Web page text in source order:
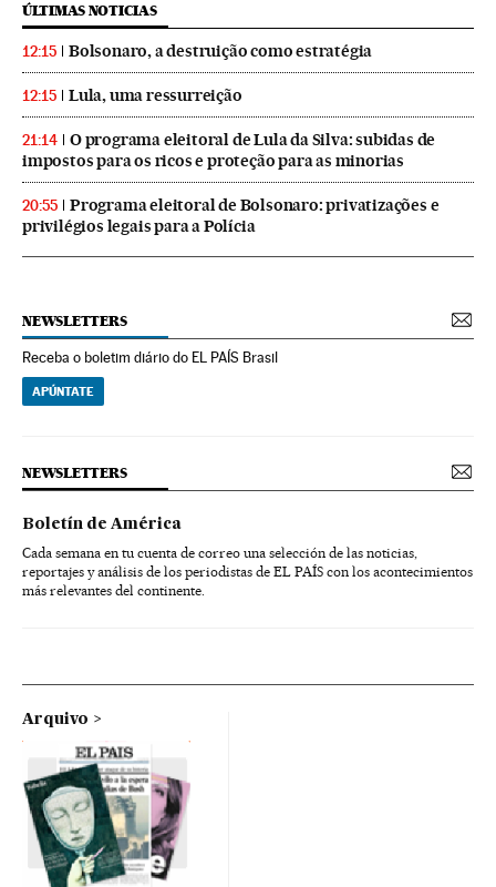
ÚLTIMAS NOTICIAS
12:15 Bolsonaro, a destruição como estratégia
12:15 Lula, uma ressurreição
21:14
O programa eleitoral de Lula da Silva: subidas de
impostos para os ricos e proteção para as minorias
20:55
Programa eleitoral de Bolsonaro: privatizações e
privilégios legais para a Polícia
NEWSLETTERS
Receba o boletim diário do EL PAÍS Brasil
APÚNTATE
NEWSLETTERS
Boletín de América
Cada semana en tu cuenta de correo una selección de las noticias,
reportajes y análisis de los periodistas de EL PAÍS con los acontecimientos
más relevantes del continente.
Arquivo